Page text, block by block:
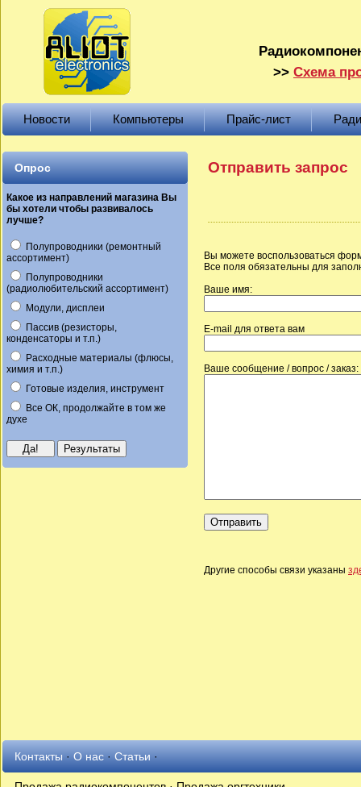
>> Схема
Новости Компьютеры Прайс-лист
Опрос
Какое из направлений магазина Вы
бы хотели чтобы развивалось
лучше?
Полупроводники (ремонтный
ассортимент)
Полупроводники
(радиолюбительский ассортимент)
Модули, дисплеи
Пассив (резисторы,
конденсаторы и т.п.)
Расходные материалы (флюсы,
химия и т.п.)
Готовые изделия, инструмент
Все ОК, продолжайте в том же
духе
Отправить запрос
Вы можете воспользоваться
Все поля обязательны для
Ваше имя:
E-mail для ответа вам
Ваше сообщение / вопрос / заказ:
Другие способы связи указаны
Контакты·О нас·Статьи·